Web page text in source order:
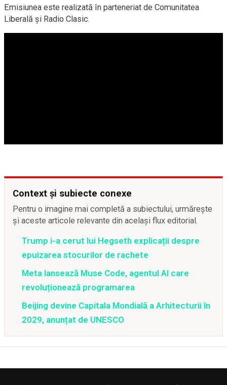
Emisiunea este realizată în parteneriat de Comunitatea
Liberală și Radio Clasic.
Context și subiecte conexe
Pentru o imagine mai completă a subiectului, urmărește
și aceste articole relevante din același flux editorial.
Trump i-a cerut lui Hegseth explicații despre
epuizarea stocurilor de rachete
Meta lansează Muse Code, agentul AI care
revoluționează programarea
Beijing devine Capitala Mondială a Arhitecturii în
2029, anunțat de UNESCO